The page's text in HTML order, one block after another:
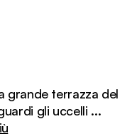
grande terrazza del
gli uccelli ...